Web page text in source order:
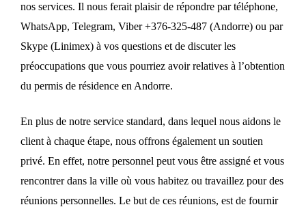
nos services. Il nous ferait plaisir de répondre par téléphone,
WhatsApp, Telegram, Viber +376-325-487 (Andorre) ou par
Skype (Linimex) à vos questions et de discuter les
préoccupations que vous pourriez avoir relatives à l’obtention
du permis de résidence en Andorre.
En plus de notre service standard, dans lequel nous aidons le
client à chaque étape, nous offrons également un soutien
privé. En effet, notre personnel peut vous être assigné et vous
rencontrer dans la ville où vous habitez ou travaillez pour des
réunions personnelles. Le but de ces réunions, est de fournir